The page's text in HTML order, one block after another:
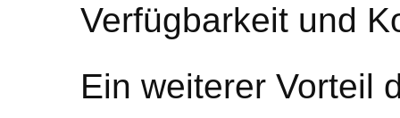
Verfügbarkeit und
Ein weiterer Vorteil